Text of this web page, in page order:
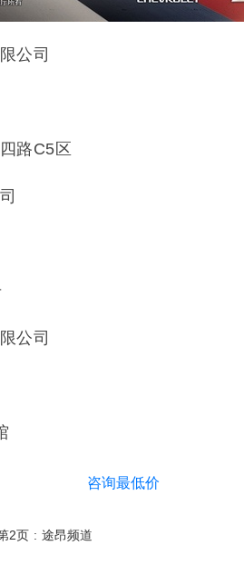
公司
路C5区
公司
咨询最低价
2页 : 途昂频道